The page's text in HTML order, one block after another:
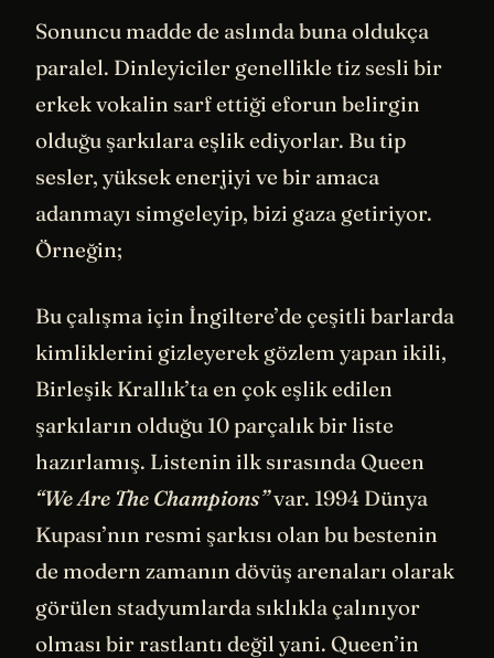
Sonuncu madde de aslında buna oldukça
paralel. Dinleyiciler genellikle tiz sesli bir
erkek vokalin sarf ettiği eforun belirgin
olduğu şarkılara eşlik ediyorlar. Bu tip
sesler, yüksek enerjiyi ve bir amaca
adanmayı simgeleyip, bizi gaza getiriyor.
Örneğin;
Bu çalışma için İngiltere’de çeşitli barlarda
kimliklerini gizleyerek gözlem yapan ikili,
Birleşik Krallık’ta en çok eşlik edilen
şarkıların olduğu 10 parçalık bir liste
hazırlamış. Listenin ilk sırasında Queen
“We Are The Champions”var. 1994 Dünya
Kupası’nın resmi şarkısı olan bu bestenin
de modern zamanın dövüş arenaları olarak
görülen stadyumlarda sıklıkla çalınıyor
olması bir rastlantı değil yani. Queen’in